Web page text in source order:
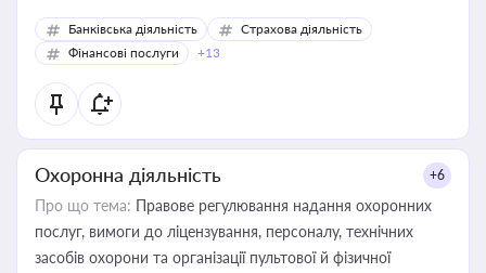
Банківська діяльність
Страхова діяльність
Фінансові послуги
+13
Охоронна діяльність +6
Про що тема: Правове регулювання надання охоронних
послуг, вимоги до ліцензування, персоналу, технічних
засобів охорони та організації пультової й фізичної